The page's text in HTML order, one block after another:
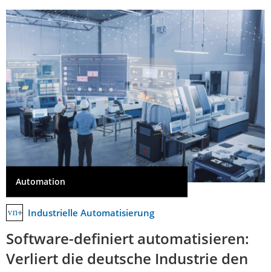
Automation
Industrielle Automatisierung
Software-definiert automatisieren:
Verliert die deutsche Industrie den